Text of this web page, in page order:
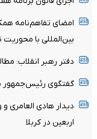
امضای تفاهم‌نامه
بین‌المللی با
دفتر رهبر انقلاب:
گفتگوی رئیس‌جمهور
دیدار هادی العامری
اربعین در کربلا